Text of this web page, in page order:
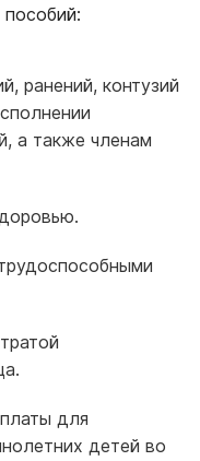
ранений, контузий
а также членам
для
детей во